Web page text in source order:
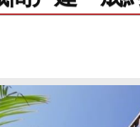
戸
建